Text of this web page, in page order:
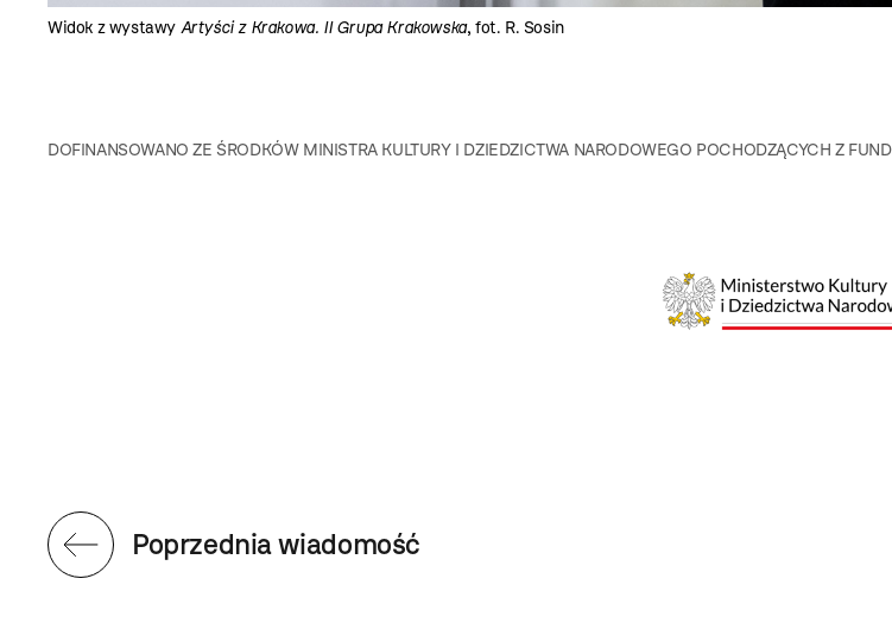
Widok z wystawy Artyści z Krakowa. II Grupa Krakowska, fot. R. Sosin
DOFINANSOWANO ZE ŚRODKÓW MINISTRA KULTURY I DZIEDZICTWA NARODOWEGO POCHODZĄCYCH Z
Poprzednia wiadomość